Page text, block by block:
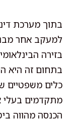
בתוך מערכת
למעקב אחר
בזירה
בתחום זה היא
כלים משפטיים
הכנסה מהווה